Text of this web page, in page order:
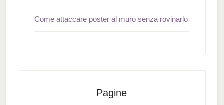
Come attaccare poster al muro senza rovinarlo
Pagine